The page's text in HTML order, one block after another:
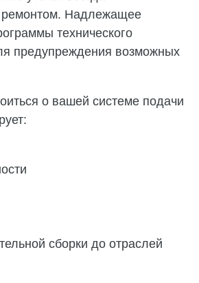
ремонтом. Надлежащее
технического
предупреждения возможных
о вашей системе подачи
сборки до отраслей